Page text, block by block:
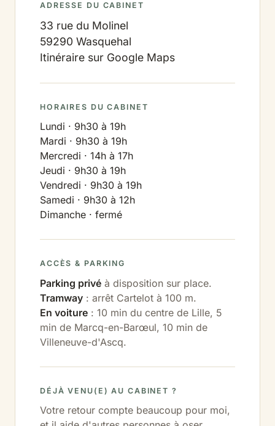
ADRESSE DU CABINET
33 rue du Molinel
59290 Wasquehal
Itinéraire sur Google Maps
HORAIRES DU CABINET
Lundi · 9h30 à 19h
Mardi · 9h30 à 19h
Mercredi · 14h à 17h
Jeudi · 9h30 à 19h
Vendredi · 9h30 à 19h
Samedi · 9h30 à 12h
Dimanche · fermé
ACCÈS & PARKING
Parking privé à disposition sur place.
Tramway : arrêt Cartelot à 100 m.
En voiture : 10 min du centre de Lille, 5
min de Marcq-en-Barœul, 10 min de
Villeneuve-d'Ascq.
DÉJÀ VENU(E) AU CABINET ?
Votre retour compte beaucoup pour moi,